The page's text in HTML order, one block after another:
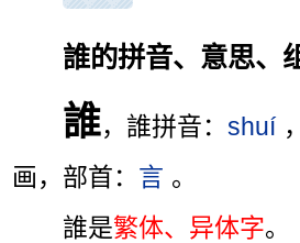
誰的拼音、意思、
誰，誰拼音：shuí
画，部首： 言 。
誰是繁体、异体字。